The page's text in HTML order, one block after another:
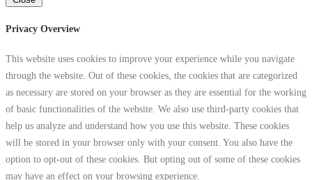
Privacy Overview
This website uses cookies to improve your experience while you navigate
through the website. Out of these cookies, the cookies that are categorized
as necessary are stored on your browser as they are essential for the working
of basic functionalities of the website. We also use third-party cookies that
help us analyze and understand how you use this website. These cookies
will be stored in your browser only with your consent. You also have the
option to opt-out of these cookies. But opting out of some of these cookies
may have an effect on your browsing experience.